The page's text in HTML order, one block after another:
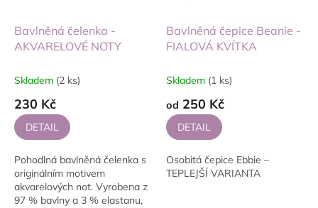
Bavlněná čelenka -
AKVARELOVÉ NOTY
Skladem (2 ks)
230 Kč
DETAIL
Pohodlná bavlněná čelenka s
originálním motivem
akvarelových not. Vyrobena z
97 % bavlny a 3 % elastanu,
Bavlněná čepice Beanie -
FIALOVÁ KVÍTKA
Skladem (1 ks)
od 250 Kč
DETAIL
Osobitá čepice Ebbie –
TEPLEJŠÍ VARIANTA